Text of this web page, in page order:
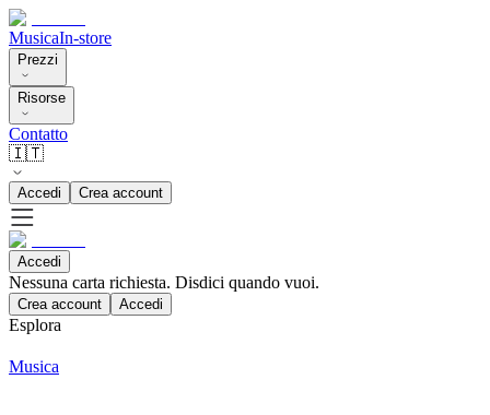
MusicaIn-store
Prezzi
Risorse
Contatto
🇮🇹
Accedi Crea account
Accedi
Nessuna carta richiesta. Disdici quando vuoi.
Crea account Accedi
Esplora
Musica